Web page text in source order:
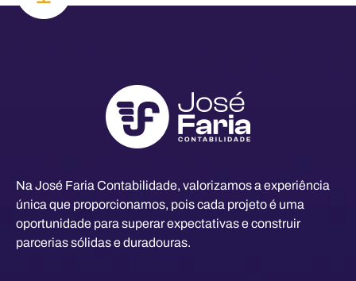
Na José Faria Contabilidade, valorizamos a experiência
única que proporcionamos, pois cada projeto é uma
oportunidade para superar expectativas e construir
parcerias sólidas e duradouras.